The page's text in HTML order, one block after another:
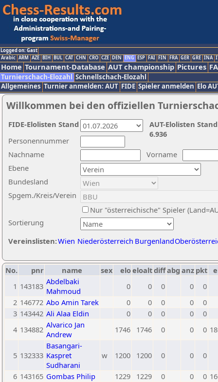
Logged on: Gast
Arabic ARM AZE BIH BUL CAT CHN CRO CZE DEN ENG ESP FAI FIN FRA GER GRE INA
Home Tournament-Database AUT championship Pictures
Turnierschach-Elozahl Schnellschach-Elozahl
Allgemeines Turnier anmelden: AUT FIDE Spieler anmelden Elo
Willkommen bei den offiziellen
Nachname
Vorname
Ebene
Sortierung
Personennummer
Bundesland
Spgem./Kreis/Verein
Nur "österreichische" Spieler
Vereinslisten:Wien Niederösterreich Burgenland
AUT-Elolisten
6.936
FIDE-Elolisten Stand
No. pnr name sex eloeloaltdiffabg anz pkt
1 143183 Abdelbaki
Mahmoud
0 0 0 0
0
2 146772 Abo Amin Tarek 0 0 0 0
0
3 143442 Ali Alaa Eldin 0 0 0 0
0
4 134882 Alvarico Jan
Andrew
1746 1746 0 0 0
5 132333
Basangari-
Kaspret
Sudharani
w 1200 1200 0 0 0
6 143165 Gombas Philip 1229 1229 0 0 0